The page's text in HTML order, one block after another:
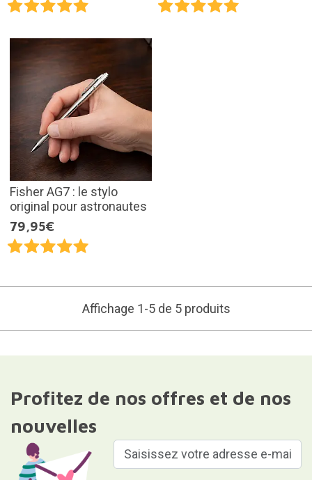
Fisher AG7 : le stylo
original pour astronautes
79,95€
Affichage 1-5 de 5 produits
Profitez de nos offres et de nos
nouvelles